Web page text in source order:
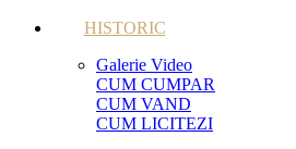
HISTORIC
Galerie Video
CUM CUMPAR
CUM VAND
CUM LICITEZI